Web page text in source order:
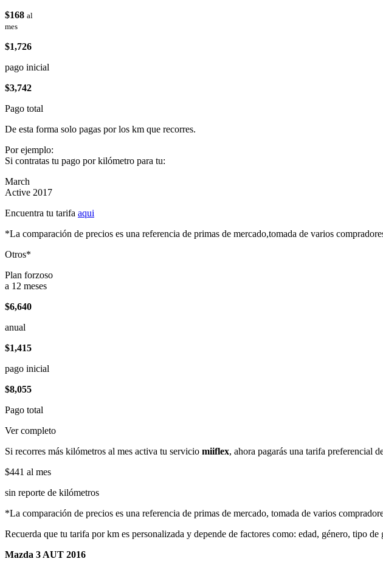
$168 al
mes
$1,726
pago inicial
$3,742
Pago total
De esta forma solo pagas por los km que recorres.
Por ejemplo:
Si contratas tu pago por kilómetro para tu:
March
Active 2017
Encuentra tu tarifa aqui
*La comparación de precios es una referencia de primas de mercado,tomada de varios
Otros*
Plan forzoso
a 12 meses
$6,640
anual
$1,415
pago inicial
$8,055
Pago total
Ver completo
Si recorres más kilómetros al mes activa tu servicio miiflex, ahora pagarás una tarifa preferencial
$441 al mes
sin reporte de kilómetros
*La comparación de precios es una referencia de primas de mercado, tomada de varios
Recuerda que tu tarifa por km es personalizada y depende de factores como: edad, género, tipo
Mazda 3 AUT 2016